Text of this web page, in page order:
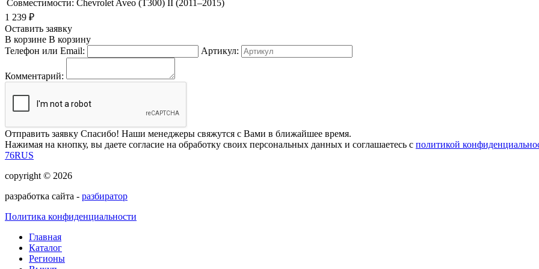
Совместимости: Chevrolet Aveo (T300) II (2011–2015)
1 239 ₽
Оставить заявку
В корзине В корзину
Телефон или Email:
Артикул:
Комментарий:
Отправить заявку Спасибо! Наши менеджеры свяжутся с Вами в ближайшее время.
Нажимая на кнопку, вы даете согласие на обработку своих персональных данных и соглашаетесь с политикой
76RUS
copyright © 2026
разработка сайта - разбиратор
Политика конфиденциальности
Главная
Каталог
Регионы